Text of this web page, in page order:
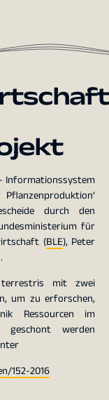
Informationssystem
durch den
für
(BLE), Peter
mit zwei
um zu erforschen,
Ressourcen im
geschont werden
152-2016